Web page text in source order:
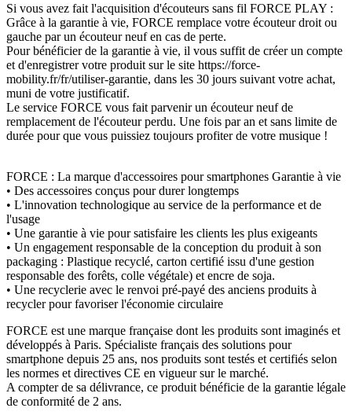
Si vous avez fait l'acquisition d'écouteurs sans fil FORCE PLAY :
Grâce à la garantie à vie, FORCE remplace votre écouteur droit ou
gauche par un écouteur neuf en cas de perte.
Pour bénéficier de la garantie à vie, il vous suffit de créer un compte
et d'enregistrer votre produit sur le site https://force-
mobility.fr/fr/utiliser-garantie, dans les 30 jours suivant votre achat,
muni de votre justificatif.
Le service FORCE vous fait parvenir un écouteur neuf de
remplacement de l'écouteur perdu. Une fois par an et sans limite de
durée pour que vous puissiez toujours profiter de votre musique !
FORCE : La marque d'accessoires pour smartphones Garantie à vie
• Des accessoires conçus pour durer longtemps
• L'innovation technologique au service de la performance et de
l'usage
• Une garantie à vie pour satisfaire les clients les plus exigeants
• Un engagement responsable de la conception du produit à son
packaging : Plastique recyclé, carton certifié issu d'une gestion
responsable des forêts, colle végétale) et encre de soja.
• Une recyclerie avec le renvoi pré-payé des anciens produits à
recycler pour favoriser l'économie circulaire
FORCE est une marque française dont les produits sont imaginés et
développés à Paris. Spécialiste français des solutions pour
smartphone depuis 25 ans, nos produits sont testés et certifiés selon
les normes et directives CE en vigueur sur le marché.
A compter de sa délivrance, ce produit bénéficie de la garantie légale
de conformité de 2 ans.